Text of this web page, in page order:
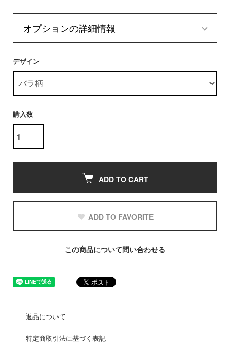
オプションの詳細情報
デザイン
購入数
ADD TO CART
ADD TO FAVORITE
この商品について問い合わせる
返品について
特定商取引法に基づく表記